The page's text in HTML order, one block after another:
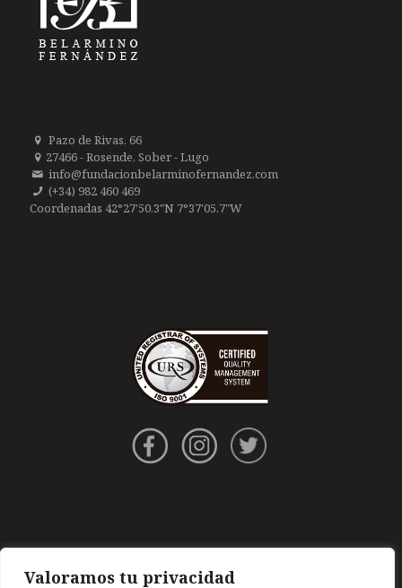
Valoramos tu privacidad
Pazo de Rivas, 66
27466 - Rosende, Sober - Lugo
info@fundacionbelarminofernandez.com
(+34) 982 460 469
Coordenadas 42°27'50.3"N 7°37'05.7"W